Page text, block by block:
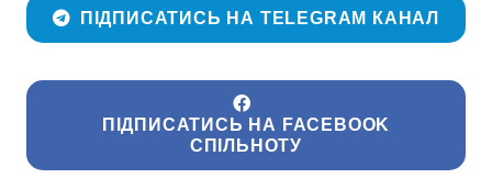
ПІДПИСАТИСЬ НА TELEGRAM КАНАЛ
ПІДПИСАТИСЬ НА FACEBOOK
СПІЛЬНОТУ